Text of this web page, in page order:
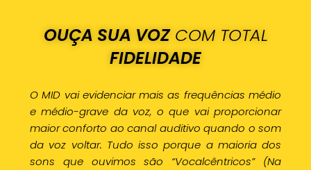
OUÇA SUA VOZCOM TOTAL
FIDELIDADE
O MID vai evidenciar mais as frequências médio
e médio-grave da voz, o que vai proporcionar
maior conforto ao canal auditivo quando o som
da voz voltar. Tudo isso porque a maioria dos
sons que ouvimos são “Vocalcêntricos” (Na